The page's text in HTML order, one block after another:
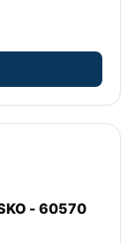
- 60570